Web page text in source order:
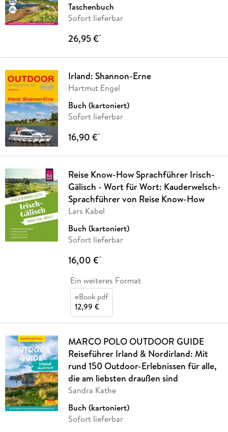
Taschenbuch
Sofort lieferbar
26,95 €*
Irland: Shannon-Erne
Hartmut Engel
Buch (kartoniert)
Sofort lieferbar
16,90 €*
Reise Know-How Sprachführer Irisch-
Gälisch - Wort für Wort: Kauderwelsch-
Sprachführer von Reise Know-How
Lars Kabel
Buch (kartoniert)
Sofort lieferbar
16,00 €*
Ein weiteres Format
eBook pdf
12,99 €
MARCO POLO OUTDOOR GUIDE
Reiseführer Irland & Nordirland: Mit
rund 150 Outdoor-Erlebnissen für alle,
die am liebsten draußen sind
Sandra Kathe
Buch (kartoniert)
Sofort lieferbar